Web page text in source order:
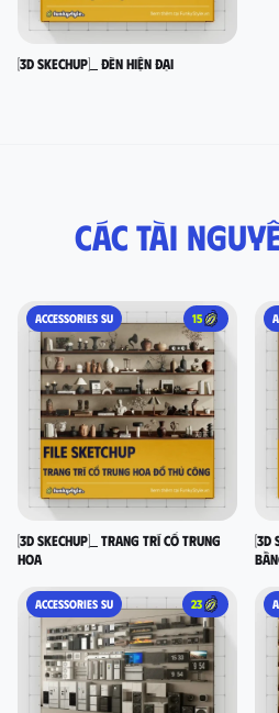
[3D SKECHUP]_ Đèn hiện đại
Các tài
ACCESSORIES SU 15
[3D SKECHUP]_ Trang trí cổ Trung
Hoa
[3D
ACCESSORIES SU 23